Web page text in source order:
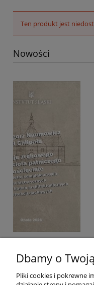
Ten produkt jest
Nowości
w
Śląskie
Dbamy o
Pliki cookies i pokrewne